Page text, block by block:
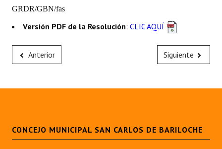
Banca del Vecino - Registro
Huéspedes de Honor - Registro
Antiguos Pobladores - Registro
GRDR/GBN/fas
Versión PDF de la Resolución: CLIC AQUÍ
Anterior Siguiente
CONCEJO MUNICIPAL SAN CARLOS DE BARILOCHE